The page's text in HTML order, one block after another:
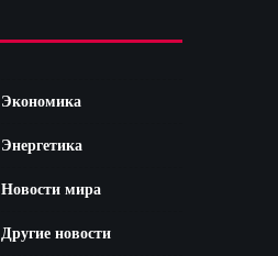
Экономика
Энергетика
Новости мира
Другие новости